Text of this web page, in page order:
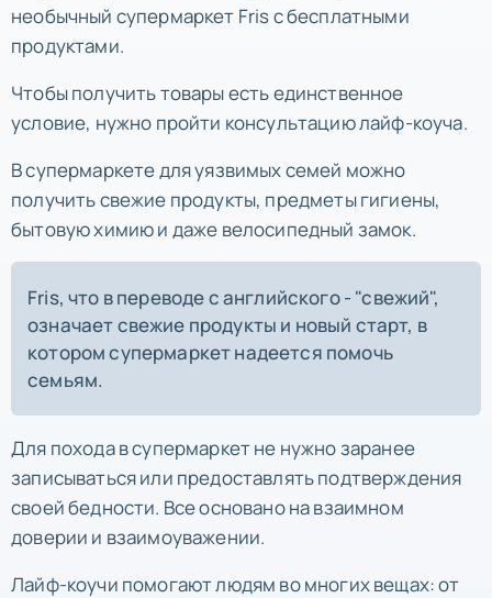
необычный супермаркет Fris с бесплатными
продуктами.
Чтобы получить товары есть единственное
условие, нужно пройти консультацию лайф-коуча.
В супермаркете для уязвимых семей можно
получить свежие продукты, предметы гигиены,
бытовую химию и даже велосипедный замок.
Fris, что в переводе с английского - "свежий",
означает свежие продукты и новый старт, в
котором супермаркет надеется помочь
семьям.
Для похода в супермаркет не нужно заранее
записываться или предоставлять подтверждения
своей бедности. Все основано на взаимном
доверии и взаимоуважении.
Лайф-коучи помогают людям во многих вещах: от